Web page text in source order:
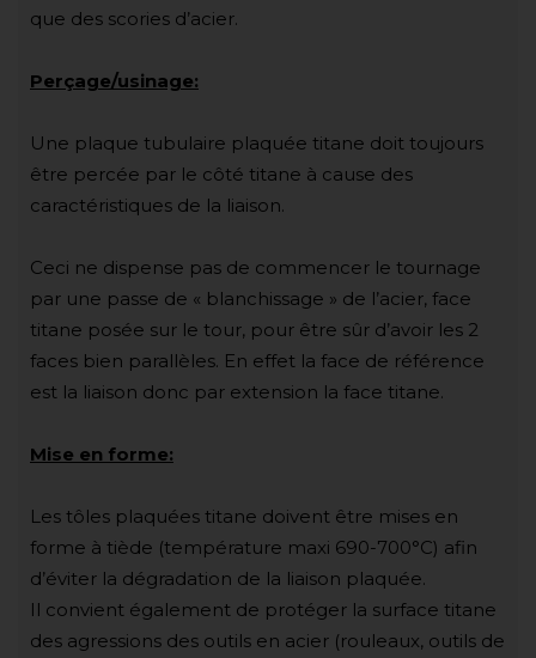
que des scories d’acier.
Perçage/usinage:
Une plaque tubulaire plaquée titane doit toujours
être percée par le côté titane à cause des
caractéristiques de la liaison.
Ceci ne dispense pas de commencer le tournage
par une passe de « blanchissage » de l’acier, face
titane posée sur le tour, pour être sûr d’avoir les 2
faces bien parallèles. En effet la face de référence
est la liaison donc par extension la face titane.
Mise en forme:
Les tôles plaquées titane doivent être mises en
forme à tiède (température maxi 690-700°C) afin
d’éviter la dégradation de la liaison plaquée.
Il convient également de protéger la surface titane
des agressions des outils en acier (rouleaux, outils de